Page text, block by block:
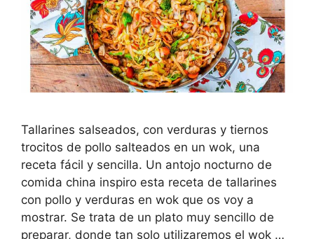
Tallarines salseados, con verduras y tiernos
trocitos de pollo salteados en un wok, una
receta fácil y sencilla. Un antojo nocturno de
comida china inspiro esta receta de tallarines
con pollo y verduras en wok que os voy a
mostrar. Se trata de un plato muy sencillo de
preparar, donde tan solo utilizaremos el wok …